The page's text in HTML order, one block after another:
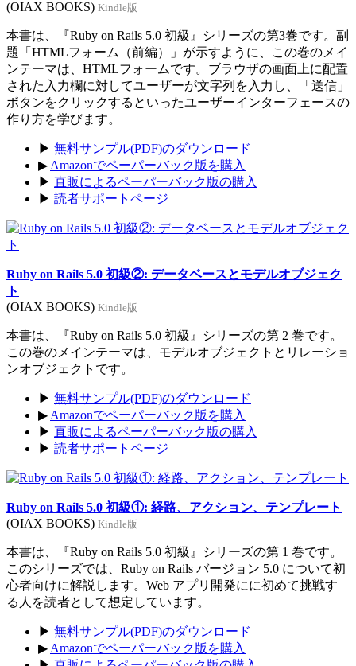
(OIAX BOOKS) Kindle版
本書は、『Ruby on Rails 5.0 初級』シリーズの第3巻です。副
題「HTMLフォーム（前編）」が示すように、この巻のメイ
ンテーマは、HTMLフォームです。ブラウザの画面上に配置
された入力欄に対してユーザーが文字列を入力し、「送信」
ボタンをクリックするといったユーザーインターフェースの
作り方を学びます。
▶ 無料サンプル(PDF)のダウンロード
▶ Amazonでペーパーバック版を購入
▶ 直販によるペーパーバック版の購入
▶ 読者サポートページ
Ruby on Rails 5.0 初級②: データベースとモデルオブジェク
ト
(OIAX BOOKS) Kindle版
本書は、『Ruby on Rails 5.0 初級』シリーズの第 2 巻です。
この巻のメインテーマは、モデルオブジェクトとリレーショ
ンオブジェクトです。
▶ 無料サンプル(PDF)のダウンロード
▶ Amazonでペーパーバック版を購入
▶ 直販によるペーパーバック版の購入
▶ 読者サポートページ
Ruby on Rails 5.0 初級①: 経路、アクション、テンプレート
(OIAX BOOKS) Kindle版
本書は、『Ruby on Rails 5.0 初級』シリーズの第 1 巻です。
このシリーズでは、Ruby on Rails バージョン 5.0 について初
心者向けに解説します。Web アプリ開発にに初めて挑戦す
る人を読者として想定しています。
▶ 無料サンプル(PDF)のダウンロード
▶ Amazonでペーパーバック版を購入